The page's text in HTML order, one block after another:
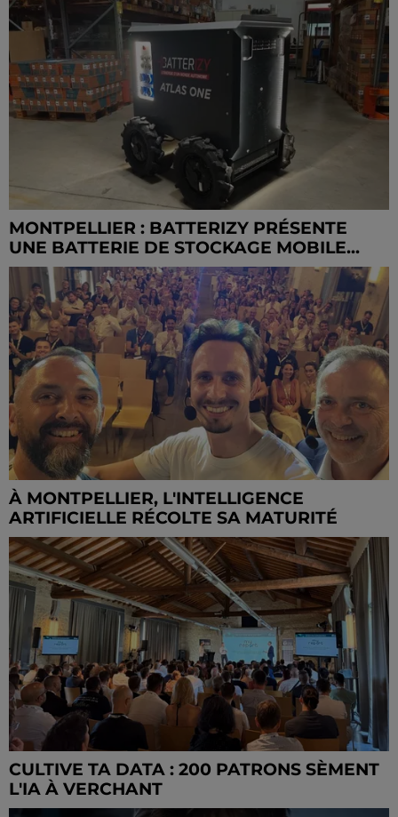
MONTPELLIER : BATTERIZY PRÉSENTE
UNE BATTERIE DE STOCKAGE MOBILE...
À MONTPELLIER, L'INTELLIGENCE
ARTIFICIELLE RÉCOLTE SA MATURITÉ
CULTIVE TA DATA : 200 PATRONS SÈMENT
L'IA À VERCHANT